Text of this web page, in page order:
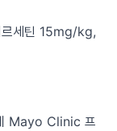
세틴 15mg/kg,
Mayo Clinic 프